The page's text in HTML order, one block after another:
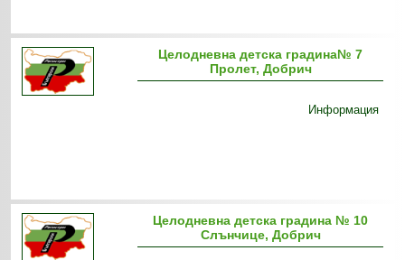
Целодневна детска градина№ 7
Пролет, Добрич
Информация
Целодневна детска градина № 10
Слънчице, Добрич